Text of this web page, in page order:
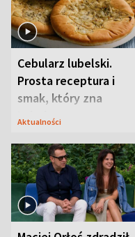
Cebularz lubelski.
Prosta receptura i
smak, który zna
Lubelszczyzna
Aktualności